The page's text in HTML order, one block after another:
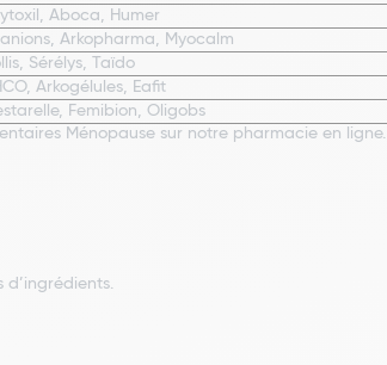
Aboca, Humer
Arkopharma, Myocalm
Sérélys, Taïdo
Arkogélules, Eafit
Femibion, Oligobs
Ménopause sur notre pharmacie en ligne.